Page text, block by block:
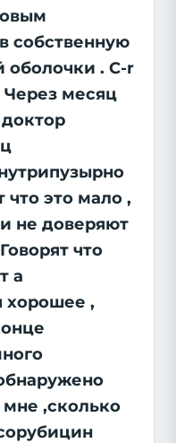
собственную
оболочки . C-r
Через месяц
что это мало ,
не доверяют
что
а
хорошее ,
,сколько